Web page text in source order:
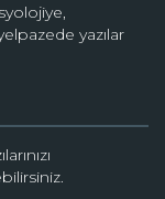
yazılar